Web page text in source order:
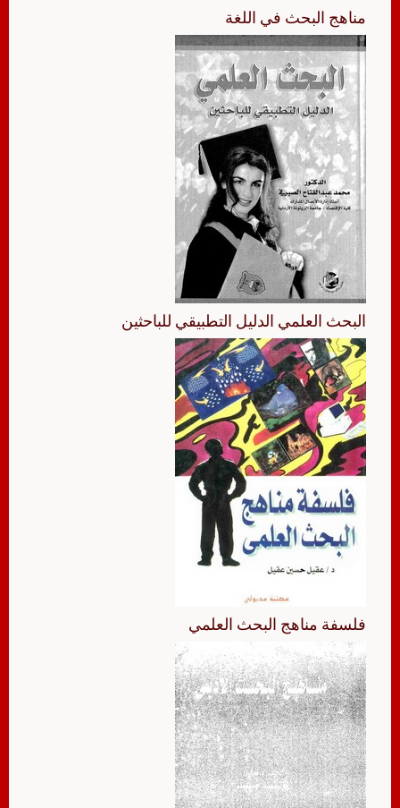
مناهج البحث في اللغة
البحث العلمي الدليل التطبيقي للباحثين
فلسفة مناهج البحث العلمي